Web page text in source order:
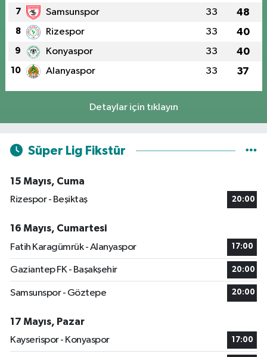
7 Samsunspor 33 48
8 Rizespor 33 40
9 Konyaspor 33 40
10 Alanyaspor 33 37
Detaylar için tıklayın
Süper Lig Fikstür
15 Mayıs, Cuma
Rizespor - Beşiktaş
20:00
16 Mayıs, Cumartesi
Fatih Karagümrük - Alanyaspor
17:00
Gaziantep FK - Başakşehir 20:00
Samsunspor - Göztepe 20:00
17 Mayıs, Pazar
Kayserispor - Konyaspor
17:00